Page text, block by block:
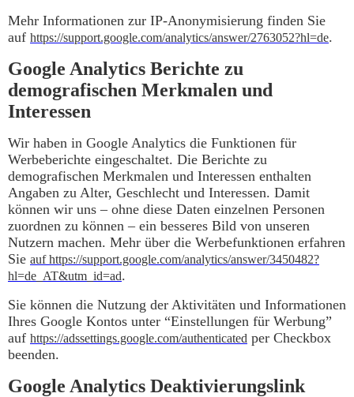
Mehr Informationen zur IP-Anonymisierung finden Sie
auf https://support.google.com/analytics/answer/2763052?hl=de.
Google Analytics Berichte zu
demografischen Merkmalen und
Interessen
Wir haben in Google Analytics die Funktionen für
Werbeberichte eingeschaltet. Die Berichte zu
demografischen Merkmalen und Interessen enthalten
Angaben zu Alter, Geschlecht und Interessen. Damit
können wir uns – ohne diese Daten einzelnen Personen
zuordnen zu können – ein besseres Bild von unseren
Nutzern machen. Mehr über die Werbefunktionen erfahren
Sie auf https://support.google.com/analytics/answer/3450482?
hl=de_AT&utm_id=ad.
Sie können die Nutzung der Aktivitäten und Informationen
Ihres Google Kontos unter “Einstellungen für Werbung”
auf https://adssettings.google.com/authenticated per Checkbox
beenden.
Google Analytics Deaktivierungslink